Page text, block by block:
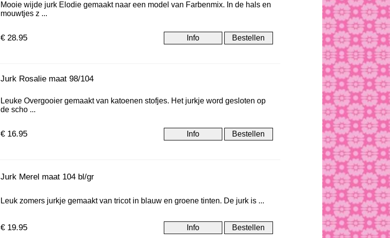
Mooie wijde jurk Elodie gemaakt naar een model van Farbenmix. In de hals en
mouwtjes z ...
€ 28.95
Jurk Rosalie maat 98/104
Leuke Overgooier gemaakt van katoenen stofjes. Het jurkje word gesloten op
de scho ...
€ 16.95
Jurk Merel maat 104 bl/gr
Leuk zomers jurkje gemaakt van tricot in blauw en groene tinten. De jurk is ...
€ 19.95